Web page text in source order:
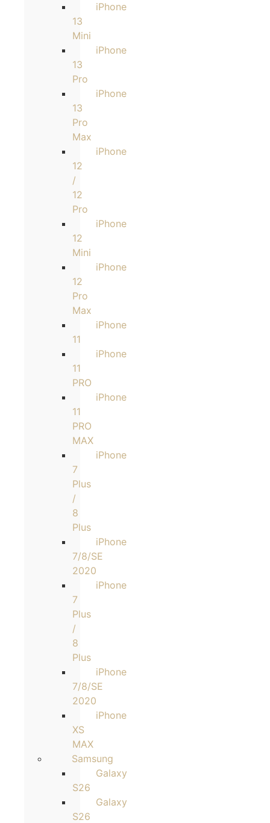
iPhone
13
Mini
iPhone
13
Pro
iPhone
13
Pro
Max
iPhone
12
/
12
Pro
iPhone
12
Mini
iPhone
12
Pro
Max
iPhone
11
iPhone
11
PRO
iPhone
11
PRO
MAX
iPhone
7
Plus
/
8
Plus
iPhone
7/8/SE
2020
iPhone
7
Plus
/
8
Plus
iPhone
7/8/SE
2020
iPhone
XS
MAX
Samsung
Galaxy
S26
Galaxy
S26